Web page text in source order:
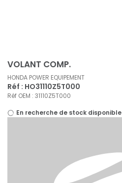
VOLANT COMP.
HONDA POWER EQUIPEMENT
Réf : HO31110Z5T000
Réf OEM : 31110Z5T000
En recherche de stock disponible